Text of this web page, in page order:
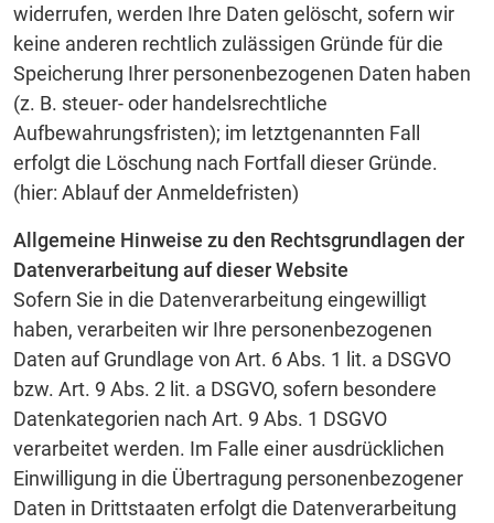
widerrufen, werden Ihre Daten gelöscht, sofern wir
keine anderen rechtlich zulässigen Gründe für die
Speicherung Ihrer personenbezogenen Daten haben
(z. B. steuer- oder handelsrechtliche
Aufbewahrungsfristen); im letztgenannten Fall
erfolgt die Löschung nach Fortfall dieser Gründe.
(hier: Ablauf der Anmeldefristen)
Allgemeine Hinweise zu den Rechtsgrundlagen der
Datenverarbeitung auf dieser Website
Sofern Sie in die Datenverarbeitung eingewilligt
haben, verarbeiten wir Ihre personenbezogenen
Daten auf Grundlage von Art. 6 Abs. 1 lit. a DSGVO
bzw. Art. 9 Abs. 2 lit. a DSGVO, sofern besondere
Datenkategorien nach Art. 9 Abs. 1 DSGVO
verarbeitet werden. Im Falle einer ausdrücklichen
Einwilligung in die Übertragung personenbezogener
Daten in Drittstaaten erfolgt die Datenverarbeitung